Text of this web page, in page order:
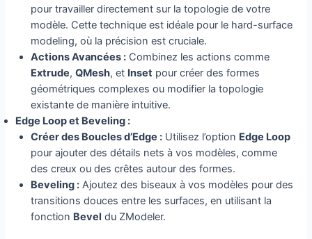
pour travailler directement sur la topologie de votre
modèle. Cette technique est idéale pour le hard-surface
modeling, où la précision est cruciale.
Actions Avancées : Combinez les actions comme
Extrude,QMesh, et Inset pour créer des formes
géométriques complexes ou modifier la topologie
existante de manière intuitive.
Edge Loop et Beveling :
Créer des Boucles d’Edge : Utilisez l’option Edge Loop
pour ajouter des détails nets à vos modèles, comme
des creux ou des crêtes autour des formes.
Beveling : Ajoutez des biseaux à vos modèles pour des
transitions douces entre les surfaces, en utilisant la
fonction Bevel du ZModeler.